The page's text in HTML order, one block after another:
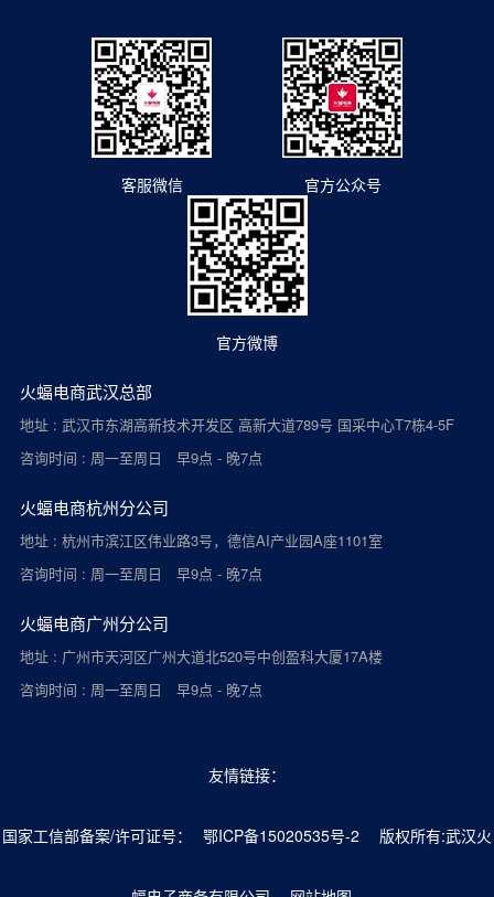
客服微信 官方公众号
官方微博
火蝠电商武汉总部
地址 : 武汉市东湖高新技术开发区 高新大道789号 国采中心T7栋4-5F
咨询时间 : 周一至周日 早9点 - 晚7点
火蝠电商杭州分公司
地址 : 杭州市滨江区伟业路3号，德信AI产业园A座1101室
咨询时间 : 周一至周日 早9点 - 晚7点
火蝠电商广州分公司
地址 : 广州市天河区广州大道北520号中创盈科大厦17A楼
咨询时间 : 周一至周日 早9点 - 晚7点
友情链接：
国家工信部备案/许可证号： 鄂ICP备15020535号-2 版权所有:武汉火